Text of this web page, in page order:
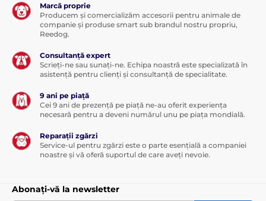
Marcă proprie
Producem și comercializăm accesorii pentru animale de
companie și produse smart sub brandul nostru propriu,
Reedog.
Consultanță expert
Scrieți-ne sau sunați-ne. Echipa noastră este specializată în
asistență pentru clienți și consultanță de specialitate.
9 ani pe piață
Cei 9 ani de prezență pe piață ne-au oferit experiența
necesară pentru a deveni numărul unu pe piața mondială.
Reparații zgărzi
Service-ul pentru zgărzi este o parte esențială a companiei
noastre și vă oferă suportul de care aveți nevoie.
Abonați-vă la newsletter